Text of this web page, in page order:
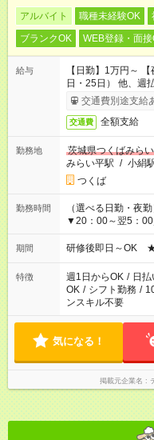
アルバイト 職種未経験OK
ブランクOK
WEB登録・面
給与
【日勤】1万円～
日・25日） 他、週
収1万円以上
交通費別途支給
交通費 全額支給
勤務地
茨城県つくばみら
みらい平駅 / 小絹
つくば
勤務時間
（選べる日勤・夜
▼20：00～翌5：
期間 研修後即日～OK ★
特徴 週1日からOK / 日
OK / シフト勤務 /
ンスキル不要
気になる！
掲載元企業名